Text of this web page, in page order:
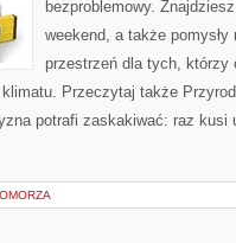
bezproblemowy.
weekend, a także
przestrzeń dla tych, którzy
Przeczytaj także
potrafi zaskakiwać: raz kusi